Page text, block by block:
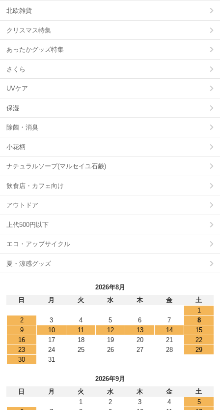
北欧雑貨
クリスマス特集
あったかグッズ特集
さくら
UVケア
保湿
除菌・消臭
小花柄
ナチュラルソープ(マルセイユ石鹸)
飲食店・カフェ向け
アウトドア
上代500円以下
エコ・アップサイクル
夏・涼感グッズ
2026年8月
日
月 火 水 木 金
土
1
2
3 4 5 6 7
8
9
10 11 12 13 14
15
16
17 18 19 20 21
22
23
24 25 26 27 28
29
30
31
2026年9月
日
月 火 水 木 金
土
1
2 3 4
5